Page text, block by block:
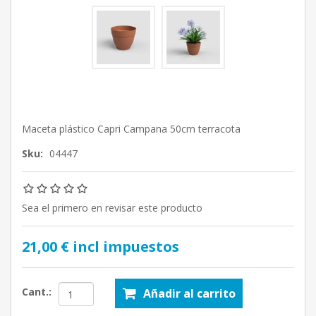
Maceta plástico Capri Campana 50cm terracota
Sku: 04447
Sea el primero en revisar este producto
21,00 € incl impuestos
Cant.: Añadir al carrito